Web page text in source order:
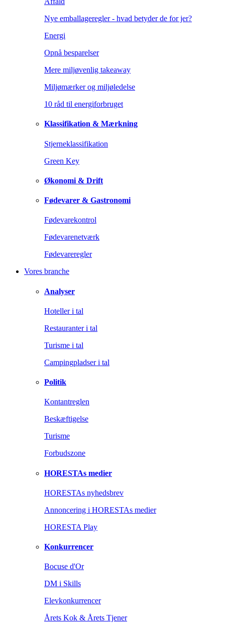
Nye emballageregler - hvad betyder de for jer?
Energi
Opnå besparelser
Mere miljøvenlig takeaway
Miljømærker og miljøledelse
10 råd til energiforbruget
Klassifikation & Mærkning
Stjerneklassifikation
Green Key
Økonomi & Drift
Fødevarer & Gastronomi
Fødevarekontrol
Fødevarenetværk
Fødevareregler
Vores branche
Analyser
Hoteller i tal
Restauranter i tal
Turisme i tal
Campingpladser i tal
Politik
Kontantreglen
Beskæftigelse
Turisme
Forbudszone
HORESTAs medier
HORESTAs nyhedsbrev
Annoncering i HORESTAs medier
HORESTA Play
Konkurrencer
Bocuse d'Or
DM i Skills
Elevkonkurrencer
Årets Kok & Årets Tjener